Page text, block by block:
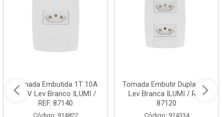
Tomada Embutida 1T 10A
250V Lev Branco ILUMI /
REF. 87140
Código: 914822
Tomada Embutir Dupla 10A
Lev Branca ILUMI / REF.
87120
Código: 914334